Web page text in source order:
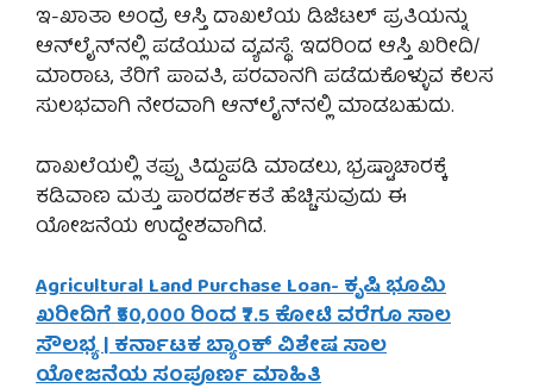
ಇ-ಖಾತಾ ಅಂದ್ರೆ ಆಸ್ತಿ ದಾಖಲೆಯ ಡಿಜಿಟಲ್ ಪ್ರತಿಯನ್ನು
ಆನ್‌ಲೈನ್‌ನಲ್ಲಿ ಪಡೆಯುವ ವ್ಯವಸ್ಥೆ. ಇದರಿಂದ ಆಸ್ತಿ ಖರೀದಿ/
ಮಾರಾಟ, ತೆರಿಗೆ ಪಾವತಿ, ಪರವಾನಗಿ ಪಡೆದುಕೊಳ್ಳುವ ಕೆಲಸ
ಸುಲಭವಾಗಿ ನೇರವಾಗಿ ಆನ್‌ಲೈನ್‌ನಲ್ಲಿ ಮಾಡಬಹುದು.
ದಾಖಲೆಯಲ್ಲಿ ತಪ್ಪು ತಿದ್ದುಪಡಿ ಮಾಡಲು, ಭ್ರಷ್ಟಾಚಾರಕ್ಕೆ
ಕಡಿವಾಣ ಮತ್ತು ಪಾರದರ್ಶಕತೆ ಹೆಚ್ಚಿಸುವುದು ಈ
ಯೋಜನೆಯ ಉದ್ದೇಶವಾಗಿದೆ.
Agricultural Land Purchase Loan- ಕೃಷಿ ಭೂಮಿ
ಖರೀದಿಗೆ ₹50,000 ರಿಂದ ₹7.5 ಕೋಟಿ ವರೆಗೂ ಸಾಲ
ಸೌಲಭ್ಯ | ಕರ್ನಾಟಕ ಬ್ಯಾಂಕ್ ವಿಶೇಷ ಸಾಲ
ಯೋಜನೆಯ ಸಂಪೂರ್ಣ ಮಾಹಿತಿ